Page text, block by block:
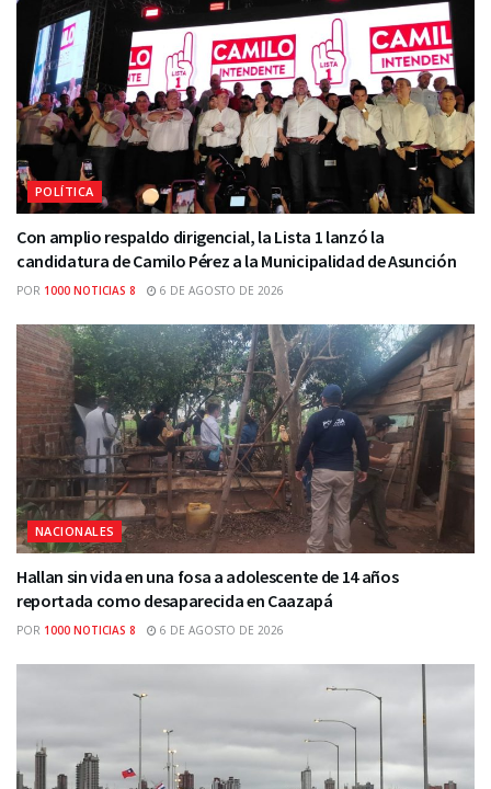
POLÍTICA
Con amplio respaldo dirigencial, la Lista 1 lanzó la
candidatura de Camilo Pérez a la Municipalidad de Asunción
POR 1000 NOTICIAS 8 6 DE AGOSTO DE 2026
NACIONALES
Hallan sin vida en una fosa a adolescente de 14 años
reportada como desaparecida en Caazapá
POR 1000 NOTICIAS 8 6 DE AGOSTO DE 2026